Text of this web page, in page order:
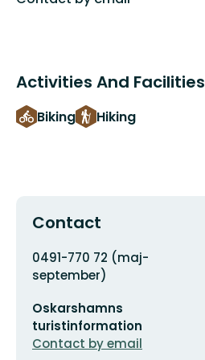
Activities And Facilities
Biking Hiking
Contact
Address
0491-770 72 (maj-
september)
address
Oskarshamns
turistinformation
Contact by email